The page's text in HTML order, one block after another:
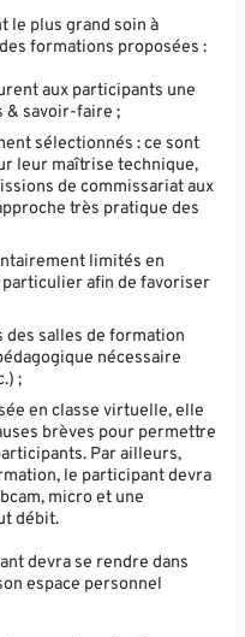
le plus grand soin à
formations proposées :
aux participants une
& savoir-faire ;
sélectionnés : ce sont
leur maîtrise technique,
de commissariat aux
très pratique des
limités en
afin de favoriser
salles de formation
nécessaire
;
en classe virtuelle, elle
brèves pour permettre
Par ailleurs,
le participant devra
micro et une
débit.
devra se rendre dans
espace personnel